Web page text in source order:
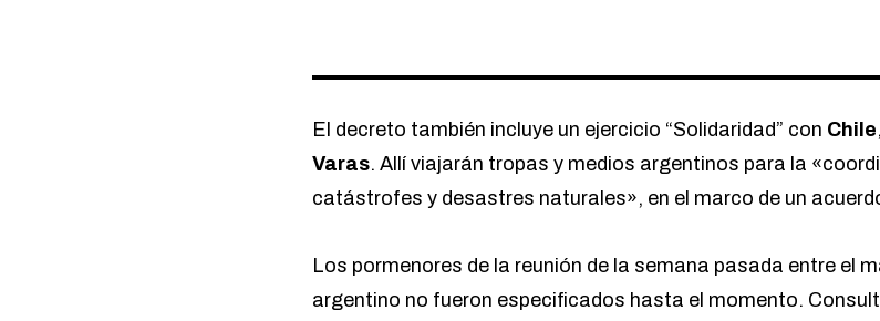
El decreto también incluye un ejercicio “Solidaridad” con Chile
Varas. Allí viajarán tropas y medios argentinos para la
catástrofes y desastres naturales», en el marco de un
Los pormenores de la reunión de la semana pasada entre el
argentino no fueron especificados hasta el momento.